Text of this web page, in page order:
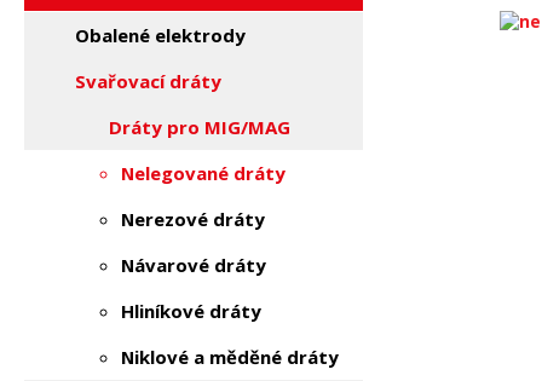
Obalené elektrody
Svařovací dráty
Dráty pro MIG/MAG
Nelegované dráty
Nerezové dráty
Návarové dráty
Hliníkové dráty
Niklové a měděné dráty